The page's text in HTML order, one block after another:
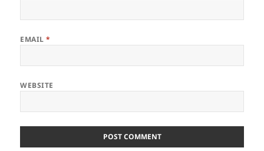
EMAIL*
WEBSITE